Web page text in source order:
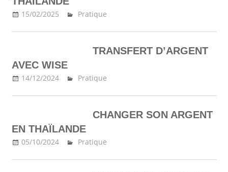
15/02/2025 Ma Thailande
Pratique
TRANSFERT D’ARGENT
AVEC WISE
14/12/2024 Ma Thailande
Pratique
CHANGER SON ARGENT
EN THAÏLANDE
05/10/2024 Ma Thailande
Pratique